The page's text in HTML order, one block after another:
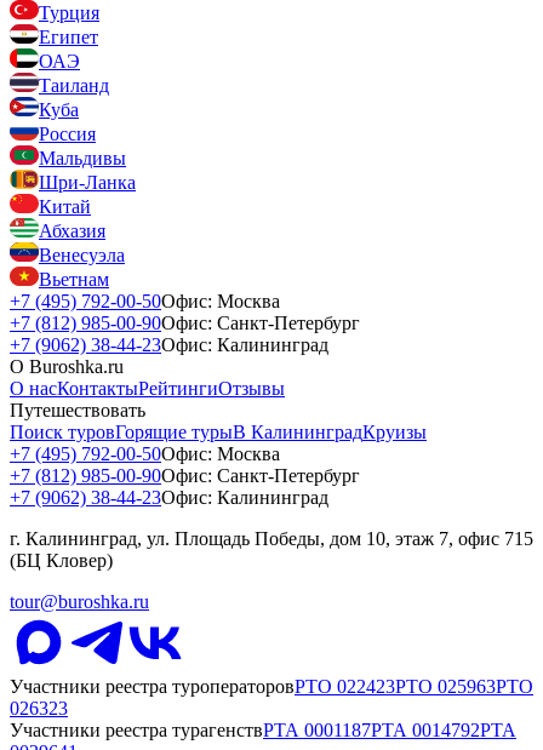
Турция
Египет
ОАЭ
Таиланд
Куба
Россия
Мальдивы
Шри-Ланка
Китай
Абхазия
Венесуэла
Вьетнам
+7 (495) 792-00-50Офис: Москва
+7 (812) 985-00-90Офис: Санкт-Петербург
+7 (9062) 38-44-23Офис: Калининград
О Buroshka.ru
О насКонтактыРейтингиОтзывы
Путешествовать
Поиск туровГорящие турыВ КалининградКруизы
+7 (495) 792-00-50Офис: Москва
+7 (812) 985-00-90Офис: Санкт-Петербург
+7 (9062) 38-44-23Офис: Калининград
г. Калининград, ул. Площадь Победы, дом 10, этаж 7, офис 715
(БЦ Кловер)
tour@buroshka.ru
Участники реестра туроператоровРТО 022423РТО 025963РТО
026323
Участники реестра турагенствРТА 0001187РТА 0014792РТА